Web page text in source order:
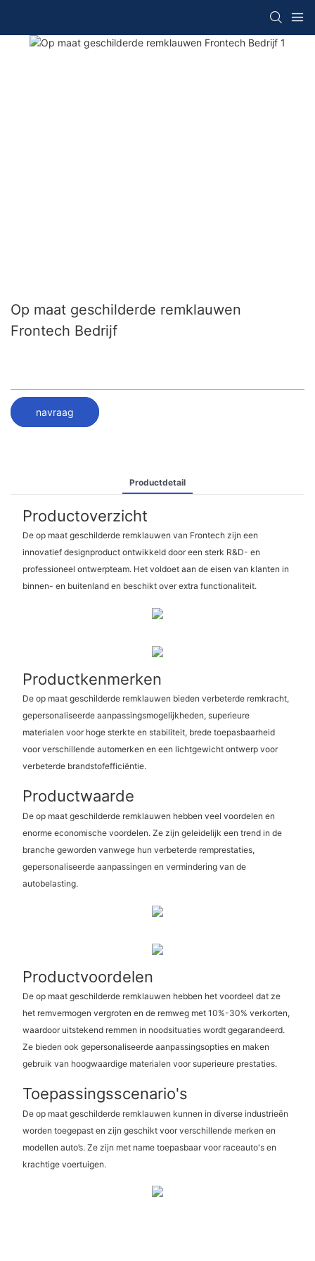
Op maat geschilderde remklauwen
Frontech Bedrijf
navraag
Productdetail
Productoverzicht
De op maat geschilderde remklauwen van Frontech zijn een
innovatief designproduct ontwikkeld door een sterk R&D- en
professioneel ontwerpteam. Het voldoet aan de eisen van klanten in
binnen- en buitenland en beschikt over extra functionaliteit.
Productkenmerken
De op maat geschilderde remklauwen bieden verbeterde remkracht,
gepersonaliseerde aanpassingsmogelijkheden, superieure
materialen voor hoge sterkte en stabiliteit, brede toepasbaarheid
voor verschillende automerken en een lichtgewicht ontwerp voor
verbeterde brandstofefficiëntie.
Productwaarde
De op maat geschilderde remklauwen hebben veel voordelen en
enorme economische voordelen. Ze zijn geleidelijk een trend in de
branche geworden vanwege hun verbeterde remprestaties,
gepersonaliseerde aanpassingen en vermindering van de
autobelasting.
Productvoordelen
De op maat geschilderde remklauwen hebben het voordeel dat ze
het remvermogen vergroten en de remweg met 10%-30% verkorten,
waardoor uitstekend remmen in noodsituaties wordt gegarandeerd.
Ze bieden ook gepersonaliseerde aanpassingsopties en maken
gebruik van hoogwaardige materialen voor superieure prestaties.
Toepassingsscenario's
De op maat geschilderde remklauwen kunnen in diverse industrieën
worden toegepast en zijn geschikt voor verschillende merken en
modellen auto’s. Ze zijn met name toepasbaar voor raceauto's en
krachtige voertuigen.